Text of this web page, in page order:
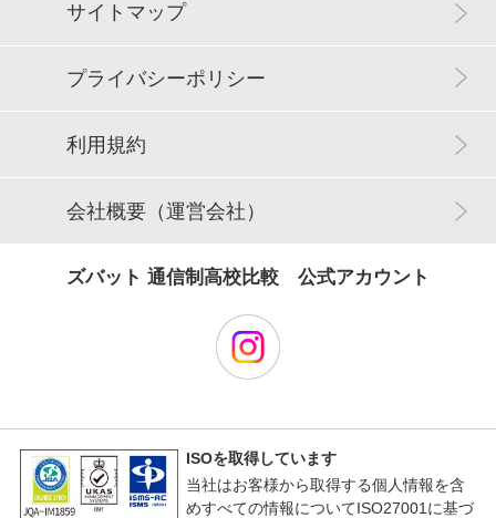
サイトマップ
プライバシーポリシー
利用規約
会社概要（運営会社）
ズバット 通信制高校比較 公式アカウント
ISOを取得しています
当社はお客様から取得する個人情報を含
めすべての情報についてISO27001に基づ